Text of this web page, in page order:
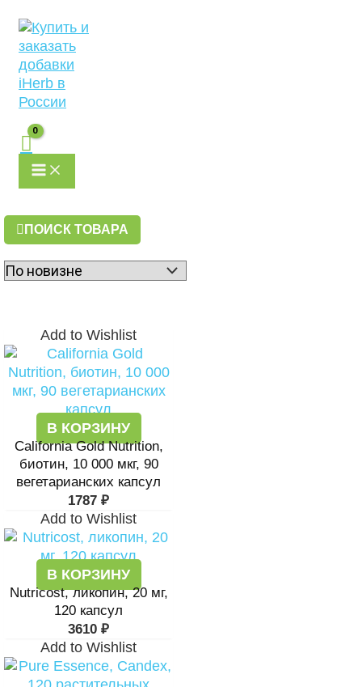
содержимому
MENU
ПОИСК ТОВАРА
Add to Wishlist
В КОРЗИНУ
California Gold Nutrition,
биотин, 10 000 мкг, 90
вегетарианских капсул
1787 ₽
Add to Wishlist
В КОРЗИНУ
Nutricost, ликопин, 20 мг,
120 капсул
3610 ₽
Add to Wishlist